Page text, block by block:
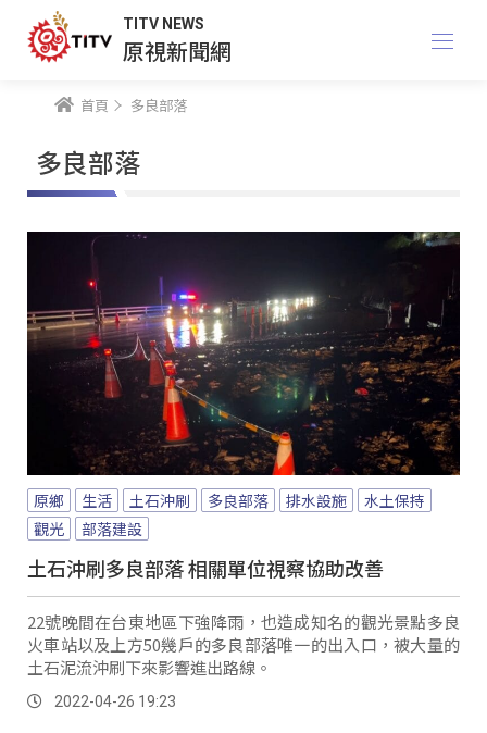
TITV NEWS
原視新聞網
首頁 多良部落
多良部落
原鄉 生活 土石沖刷 多良部落 排水設施
水土保持
觀光
部落建設
土石沖刷多良部落 相關單位視察協助改善
22號晚間在台東地區下強降雨，也造成知名的觀光景點多良
火車站以及上方50幾戶的多良部落唯一的出入口，被大量的
土石泥流沖刷下來影響進出路線。
2022-04-26 19:23